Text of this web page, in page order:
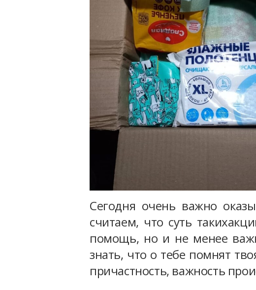
Сегодня очень важно
считаем, что суть
помощь, но и не менее
знать, что о тебе помнят
причастность, важность